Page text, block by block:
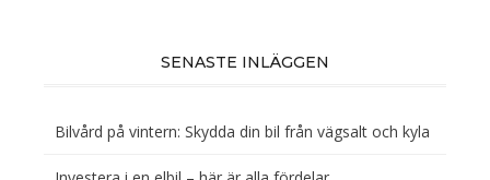
SENASTE INLÄGGEN
Bilvård på vintern: Skydda din bil från vägsalt och kyla